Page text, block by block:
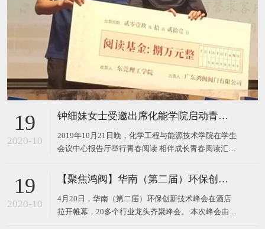
19
2020-10
钟细妹女士受邀出席化能学院启动青春阅读汇系列活动
2019年10月21日晚，化学工程与能源技术学院在学生
会议中心报告厅举行青春阅读 相伴成长青春阅读汇启
限公司董事长钟细妹、化能学院党委书记夏勇、化能
场仪式。化能学院党委委员、各支部书记、政治辅导
员、班主任
19
2020-10
【聚焦鸿阀】华南（第二届）环保创新技术峰会
4月20日，华南（第二届）环保创新技术峰会在酒店
拉开帷幕，20多个行业龙头齐聚峰会。 本次峰会由广